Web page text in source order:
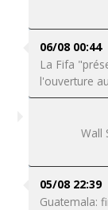
06/08 00:44
La Fifa
l'ouverture
Wall
05/08 22:39
Guatemala: